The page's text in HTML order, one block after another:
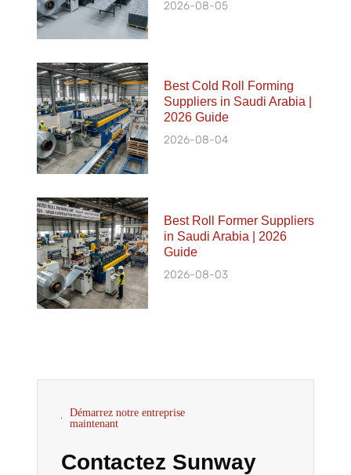
2026-08-05
Best Cold Roll Forming
Suppliers in Saudi Arabia |
2026 Guide
2026-08-04
Best Roll Former Suppliers
in Saudi Arabia | 2026
Guide
2026-08-03
Démarrez notre entreprise
maintenant
Contactez Sunway